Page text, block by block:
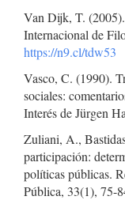
Van Dijk, T.
Internacional de
https://n9.cl/tdw53
Vasco, C. (1990).
sociales:
Interés de Jürgen
Zuliani, A.,
participación:
políticas públicas.
Pública, 33(1), 75-